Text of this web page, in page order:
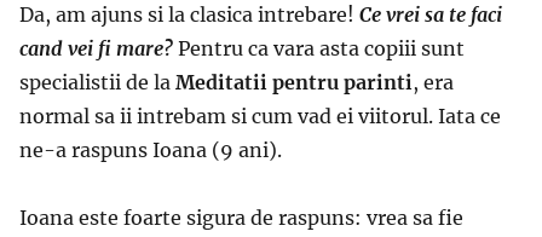
Da, am ajuns si la clasica intrebare! Ce vrei sa te faci
cand vei fi mare? Pentru ca vara asta copiii sunt
specialistii de la Meditatii pentru parinti , era
normal sa ii intrebam si cum vad ei viitorul. Iata ce
ne-a raspuns Ioana (9 ani).
Ioana este foarte sigura de raspuns: vrea sa fie